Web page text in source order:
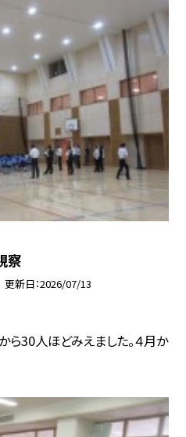
察
更新日 2026/07/13
30人ほどみえました。４月か